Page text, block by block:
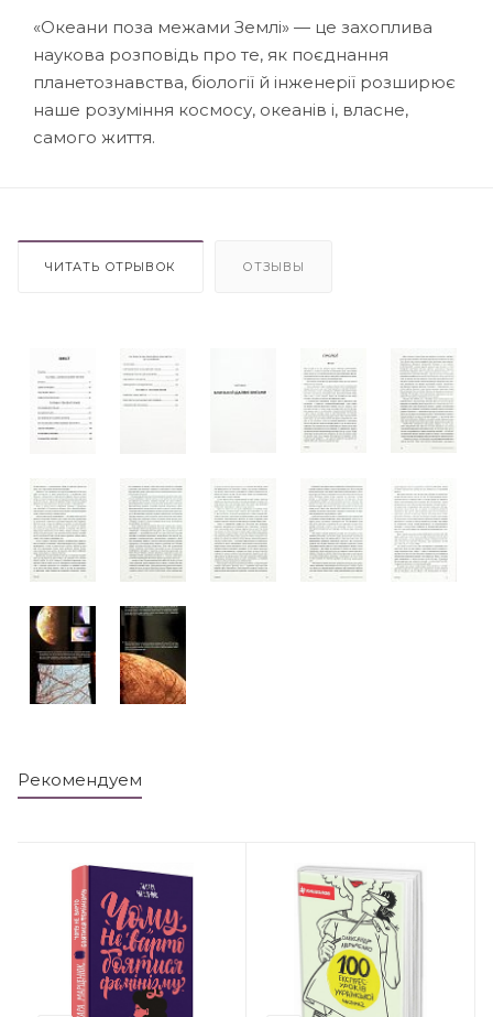
«Океани поза межами Землі» — це захоплива
наукова розповідь про те, як поєднання
планетознавства, біології й інженерії розширює
наше розуміння космосу, океанів і, власне,
самого життя.
ЧИТАТЬ ОТРЫВОК ОТЗЫВЫ
Рекомендуем